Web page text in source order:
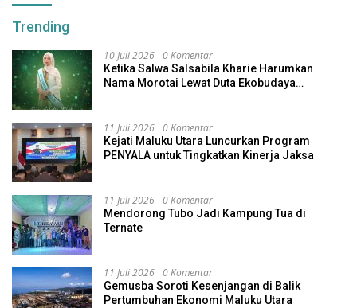
Trending
10 Juli 2026 0 Komentar
Ketika Salwa Salsabila Kharie Harumkan
Nama Morotai Lewat Duta Ekobudaya
11 Juli 2026 0 Komentar
Kejati Maluku Utara Luncurkan Program
PENYALA untuk Tingkatkan Kinerja Jaksa
11 Juli 2026 0 Komentar
Mendorong Tubo Jadi Kampung Tua di
Ternate
11 Juli 2026 0 Komentar
Gemusba Soroti Kesenjangan di Balik
Pertumbuhan Ekonomi Maluku Utara